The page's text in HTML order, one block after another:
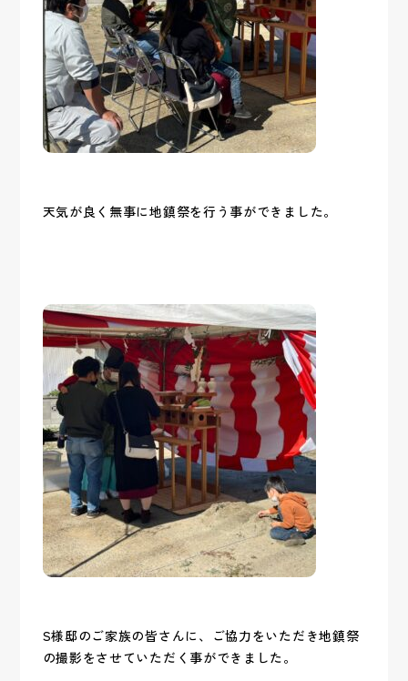
天気が良く無事に地鎮祭を行う事ができました。
S様邸のご家族の皆さんに、ご協力をいただき地鎮祭
の撮影をさせていただく事ができました。